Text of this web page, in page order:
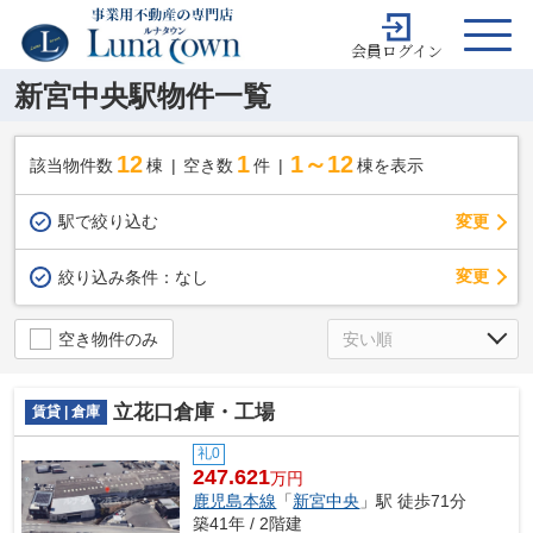
会員ログイン
新宮中央駅物件一覧
該当物件数 12棟 空き数 1 件 1～12 棟を表示
駅で絞り込む 変更
絞り込み条件： なし 変更
空き物件のみ
賃貸 | 倉庫 立花口倉庫・工場
礼0
247.621万円
鹿児島本線 「新宮中央 」駅 徒歩71分
築41年 / 2階建